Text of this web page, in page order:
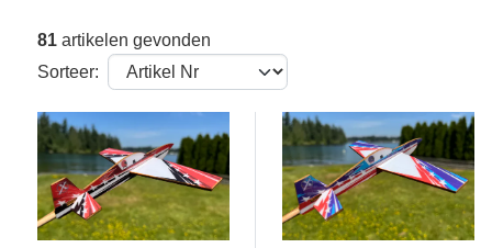
81 artikelen gevonden
Sorteer: